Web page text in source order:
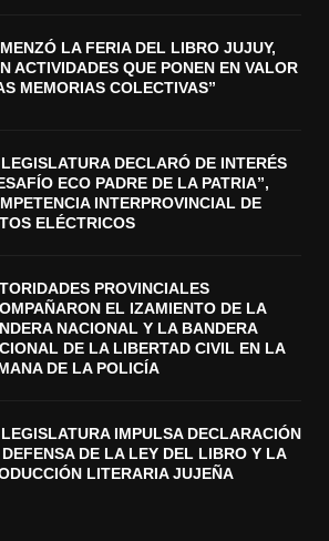
LA FERIA DEL LIBRO JUJUY,
ACTIVIDADES QUE PONEN EN VALOR
MEMORIAS COLECTIVAS”
DECLARÓ DE INTERÉS
ECO PADRE DE LA PATRIA”,
INTERPROVINCIAL DE
ELÉCTRICOS
PROVINCIALES
EL IZAMIENTO DE LA
NACIONAL Y LA BANDERA
DE LA LIBERTAD CIVIL EN LA
DE LA POLICÍA
IMPULSA DECLARACIÓN
DEFENSA DE LA LEY DEL LIBRO Y LA
LITERARIA JUJEÑA